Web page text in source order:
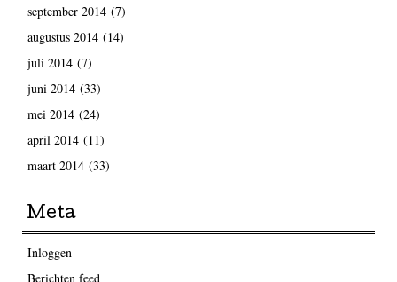
september 2014(7)
augustus 2014(14)
juli 2014(7)
juni 2014(33)
mei 2014(24)
april 2014(11)
maart 2014(33)
Meta
Inloggen
Berichten feed